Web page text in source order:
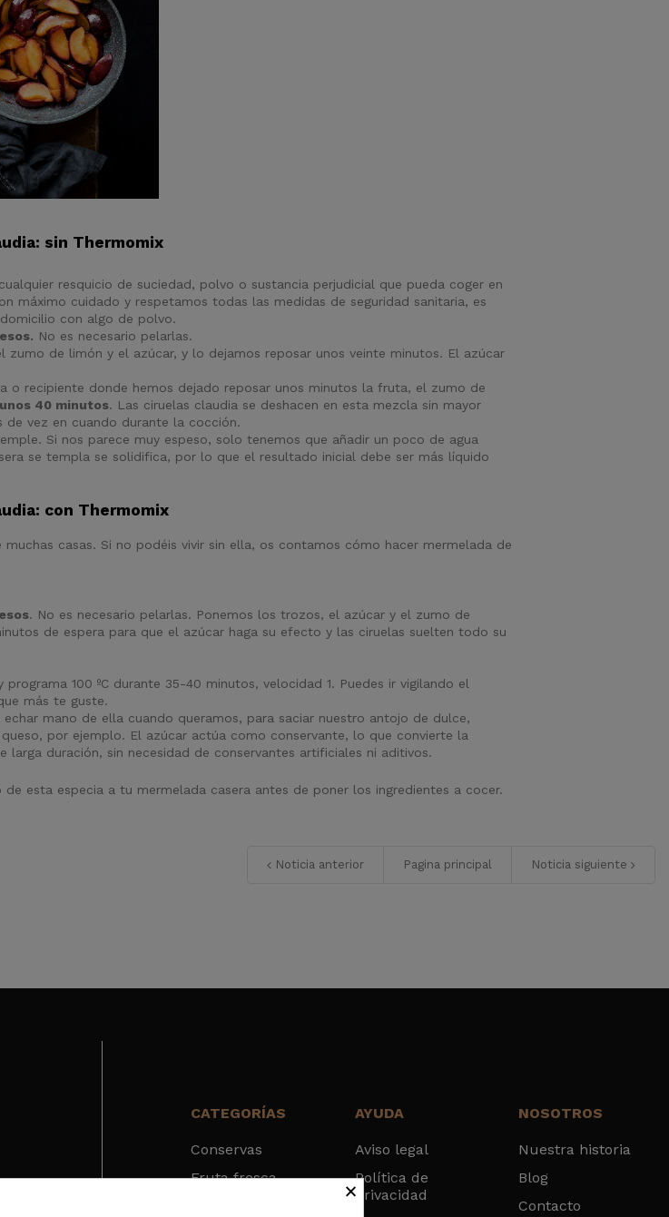
sin Thermomix
resquicio de suciedad, polvo o sustancia perjudicial que pueda coger en
máximo cuidado y respetamos todas las medidas de seguridad sanitaria, es
con algo de polvo.
No es necesario pelarlas.
de limón y el azúcar, y lo dejamos reposar unos veinte minutos. El azúcar
o recipiente donde hemos dejado reposar unos minutos la fruta, el zumo de
40 minutos. Las ciruelas claudia se deshacen en esta mezcla sin mayor
vez en cuando durante la cocción.
Si nos parece muy espeso, solo tenemos que añadir un poco de agua
se templa se solidifica, por lo que el resultado inicial debe ser más líquido
con Thermomix
casas. Si no podéis vivir sin ella, os contamos cómo hacer mermelada de
. No es necesario pelarlas. Ponemos los trozos, el azúcar y el zumo de
de espera para que el azúcar haga su efecto y las ciruelas suelten todo su
programa 100 ºC durante 35-40 minutos, velocidad 1. Puedes ir vigilando el
más te guste.
mano de ella cuando queramos, para saciar nuestro antojo de dulce,
por ejemplo. El azúcar actúa como conservante, lo que convierte la
duración, sin necesidad de conservantes artificiales ni aditivos.
esta especia a tu mermelada casera antes de poner los ingredientes a cocer.
Noticia anterior Pagina principal Noticia siguiente
CATEGORÍAS
Conservas
Fruta fresca
AYUDA
Aviso legal
Política de
Privacidad
NOSOTROS
Nuestra historia
Blog
Contacto
×